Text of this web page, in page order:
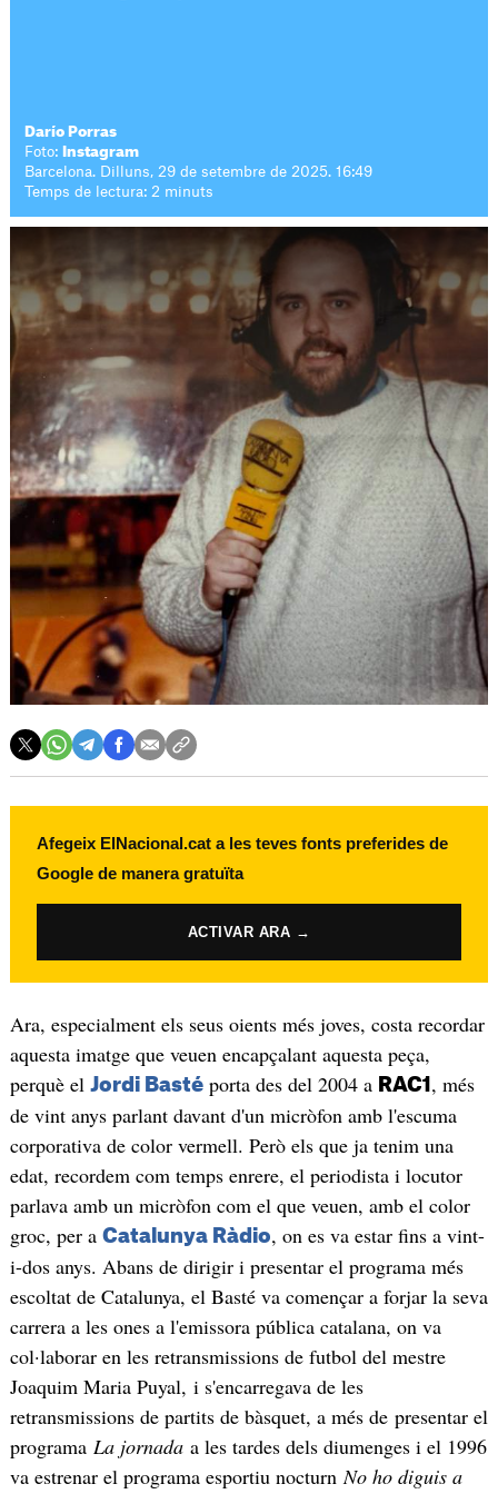
Darío Porras
Foto:
Instagram
Barcelona. Dilluns, 29 de setembre de 2025. 16:49
Temps de lectura: 2 minuts
Afegeix ElNacional.cat a les teves fonts preferides de
Google de manera gratuïta
ACTIVAR ARA →
Ara, especialment els seus oients més joves, costa recordar
aquesta imatge que veuen encapçalant aquesta peça,
perquè el Jordi Bastéporta des del 2004 a RAC1 , més
de vint anys parlant davant d'un micròfon amb l'escuma
corporativa de color vermell. Però els que ja tenim una
edat, recordem com temps enrere, el periodista i locutor
parlava amb un micròfon com el que veuen, amb el color
groc, per a Catalunya Ràdio, on es va estar fins a vint-
i-dos anys. Abans de dirigir i presentar el programa més
escoltat de Catalunya, el Basté va començar a forjar la seva
carrera a les ones a l'emissora pública catalana, on va
col·laborar en les retransmissions de futbol del mestre
Joaquim Maria Puyal, i s'encarregava de les
retransmissions de partits de bàsquet, a més de presentar el
programa La jornadaa les tardes dels diumenges i el 1996
va estrenar el programa esportiu nocturnNo ho diguis a